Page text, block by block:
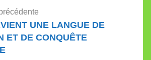
UNE LANGUE DE
ET DE CONQUÊTE